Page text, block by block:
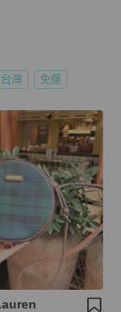
台灣 免運